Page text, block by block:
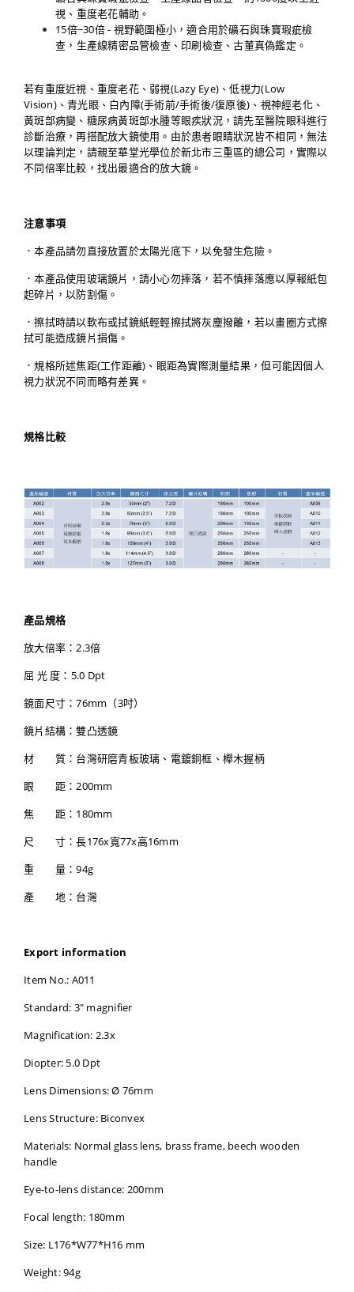
視、重度老花輔助。
15倍~30倍 - 視野範圍極小，適合用於礦石與珠寶瑕疵檢
查，生產線精密品管檢查、印刷檢查、古董真偽鑑定。
若有重度近視、重度老花、弱視(Lazy Eye)、低視力(Low
Vision)、青光眼、白內障(手術前/手術後/復原後)、視神經老化、
黃斑部病變、糖尿病黃斑部水腫等眼疾狀況，請先至醫院眼科進行
診斷治療，再搭配放大鏡使用。由於患者眼睛狀況皆不相同，無法
以理論判定，請親至華堂光學位於新北市三重區的總公司，實際以
不同倍率比較，找出最適合的放大鏡。
注意事項
．本產品請勿直接放置於太陽光底下，以免發生危險。
．本產品使用玻璃鏡片，請小心勿摔落，若不慎摔落應以厚報紙包
起碎片，以防割傷。
．擦拭時請以軟布或拭鏡紙輕輕擦拭將灰塵撥離，若以畫圈方式擦
拭可能造成鏡片損傷。
．規格所述焦距(工作距離)、眼距為實際測量結果，但可能因個人
視力狀況不同而略有差異。
規格比較
產品規格
放大倍率：2.3倍
屈 光 度：5.0 Dpt
鏡面尺寸：76mm（3吋）
鏡片結構：雙凸透鏡
材 質：台灣研磨青板玻璃、電鍍銅框、櫸木握柄
眼 距：200mm
焦 距：180mm
尺 寸：長176x寬77x高16mm
重 量：94g
產 地：台灣
Export information
Item No.: A011
Standard: 3" magnifier
Magnification: 2.3x
Diopter: 5.0 Dpt
Lens Dimensions: Ø 76mm
Lens Structure: Biconvex
Materials: Normal glass lens, brass frame, beech wooden
handle
Eye-to-lens distance: 200mm
Focal length: 180mm
Size: L176*W77*H16 mm
Weight: 94g